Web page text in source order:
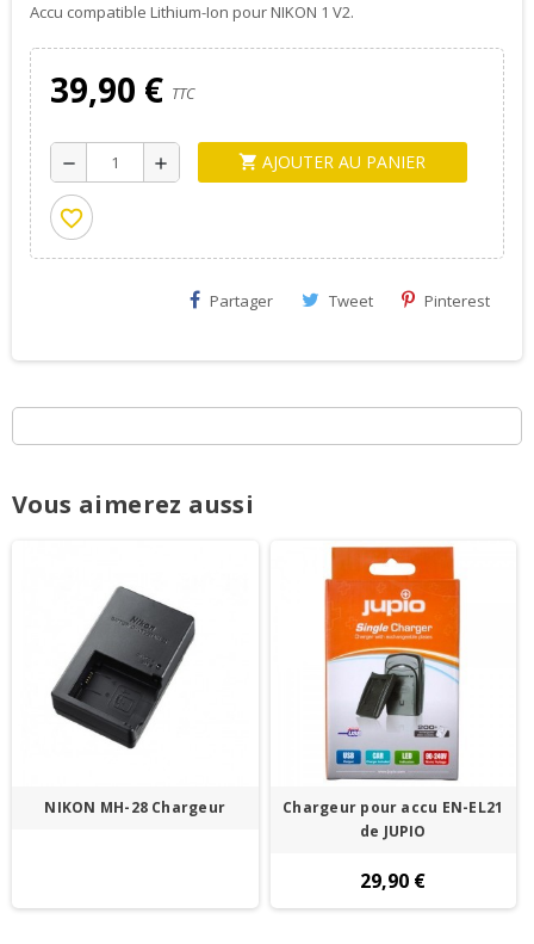
Accu compatible Lithium-Ion pour NIKON 1 V2.
39,90 € TTC
remove add shopping_cart AJOUTER AU PANIER
favorite_border
Partager Tweet Pinterest
Vous aimerez aussi
NIKON MH-28 Chargeur
Chargeur pour accu EN-EL21
de JUPIO
29,90 €